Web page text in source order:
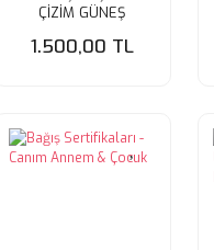
ÇİZİM GÜNEŞ
1.500,00 TL